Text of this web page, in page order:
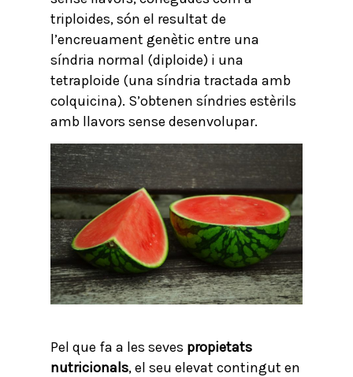
triploides, són el resultat de
l’encreuament genètic entre una
síndria normal (diploide) i una
tetraploide (una síndria tractada amb
colquicina). S’obtenen síndries estèrils
amb llavors sense desenvolupar.
Pel que fa a les seves propietats
nutricionals, el seu elevat contingut en